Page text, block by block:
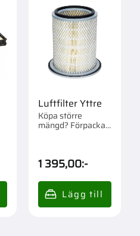
Luftfilter Yttre
Köpa större
mängd? Förpackad
1 395,00:-